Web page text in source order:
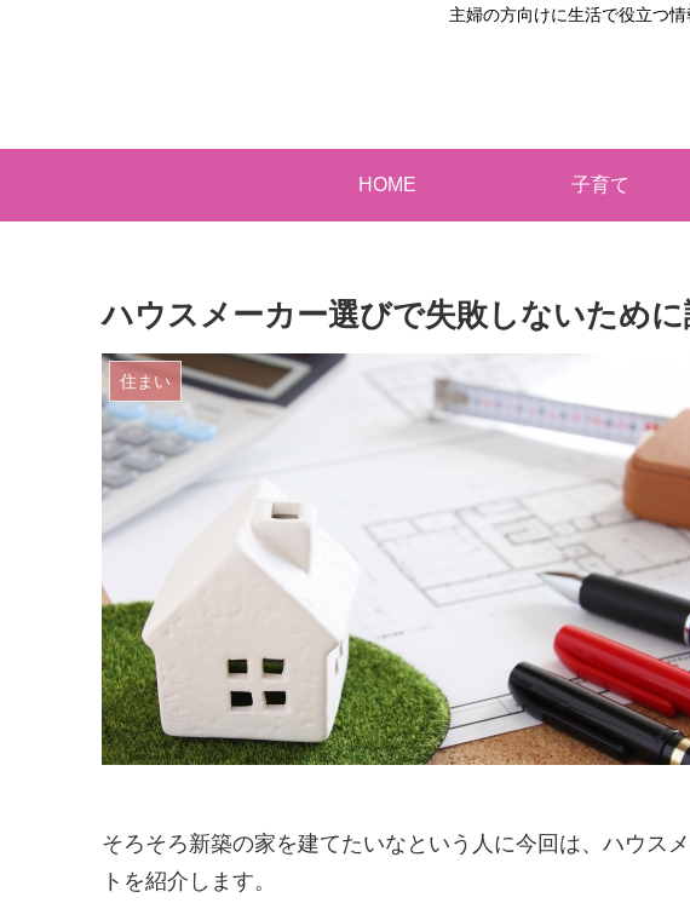
主婦の方向けに生活で役立つ
HOME 子育て
ハウスメーカー選びで失敗しないため
住まい
そろそろ新築の家を建てたいなという人に今回は、ハウス
トを紹介します。